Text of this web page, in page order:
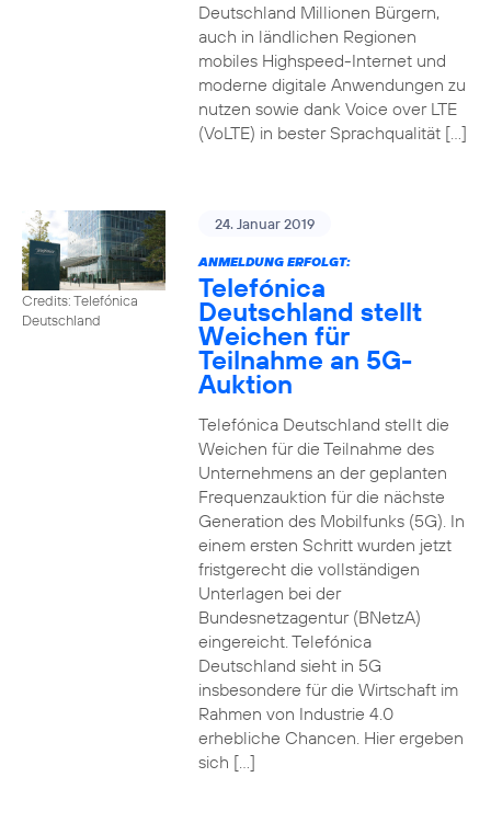
Deutschland Millionen Bürgern,
auch in ländlichen Regionen
mobiles Highspeed-Internet und
moderne digitale Anwendungen zu
nutzen sowie dank Voice over LTE
(VoLTE) in bester Sprachqualität […]
Credits: Telefónica
Deutschland
24. Januar 2019
ANMELDUNG ERFOLGT:
Telefónica
Deutschland stellt
Weichen für
Teilnahme an 5G-
Auktion
Telefónica Deutschland stellt die
Weichen für die Teilnahme des
Unternehmens an der geplanten
Frequenzauktion für die nächste
Generation des Mobilfunks (5G). In
einem ersten Schritt wurden jetzt
fristgerecht die vollständigen
Unterlagen bei der
Bundesnetzagentur (BNetzA)
eingereicht. Telefónica
Deutschland sieht in 5G
insbesondere für die Wirtschaft im
Rahmen von Industrie 4.0
erhebliche Chancen. Hier ergeben
sich […]